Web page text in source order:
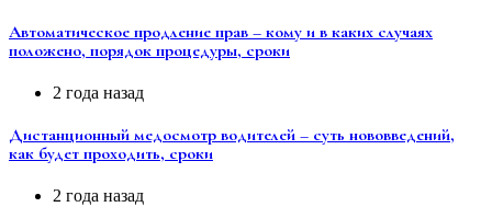
Автоматическое продление прав – кому и в каких случаях
положено, порядок процедуры, сроки
2 года назад
Дистанционный медосмотр водителей – суть нововведений,
как будет проходить, сроки
2 года назад